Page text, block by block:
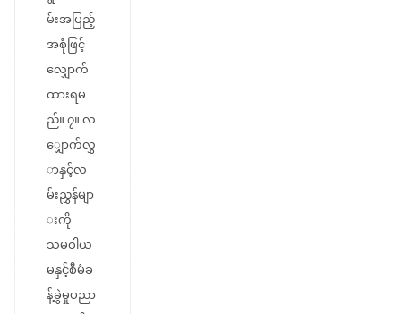
မ်းအပြည့်
အစုံဖြင့်
လျှောက်
ထားရမ
ည်။ ၇။ လ
ျှောက်လွှ
ာနှင့်လ
မ်းညွှန်မျာ
းကို
သမဝါယ
မနှင့်စီမံခ
န့်ခွဲမှုပညာ